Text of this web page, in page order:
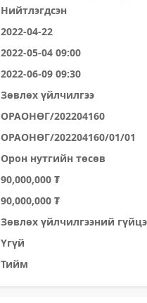
Нийтлэгдсэн
2022-04-22
2022-05-04 09:00
2022-06-09 09:30
Зөвлөх үйлчилгээ
ОРАОНӨГ/202204160
ОРАОНӨГ/202204160/01/01
Орон нутгийн төсөв
90,000,000 ₮
90,000,000 ₮
Зөвлөх үйлчилгээний
Үгүй
Тийм